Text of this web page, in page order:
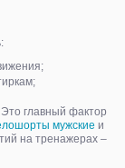
главный фактор
мужские и
на тренажерах –